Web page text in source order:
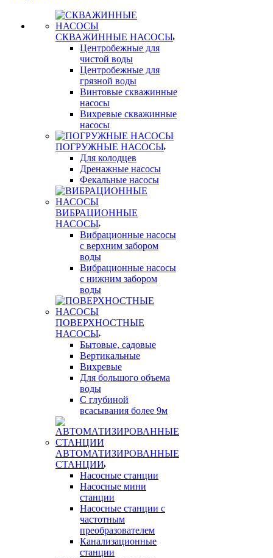
СКВАЖИННЫЕ НАСОСЫ
Центробежные для
чистой воды
Центробежные для
грязной воды
Винтовые скважинные
насосы
Вихревые скважинные
насосы
ПОГРУЖНЫЕ НАСОСЫ
Для колодцев
Дренажные насосы
Фекальные насосы
ВИБРАЦИОННЫЕ
НАСОСЫ
Вибрационные насосы
с верхним забором
воды
Вибрационные насосы
с нижним забором
воды
ПОВЕРХНОСТНЫЕ
НАСОСЫ
Бытовые, садовые
Вертикальные
Вихревые
Для большого объема
воды
С глубиной
всасывания более 9м
АВТОМАТИЗИРОВАННЫЕ
СТАНЦИИ
Насосные станции
Насосные мини
станции
Насосные станции с
частотным
преобразователем
Канализационные
станции